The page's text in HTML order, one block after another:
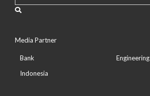
Media Partner
Bank
Indonesia
Engineering